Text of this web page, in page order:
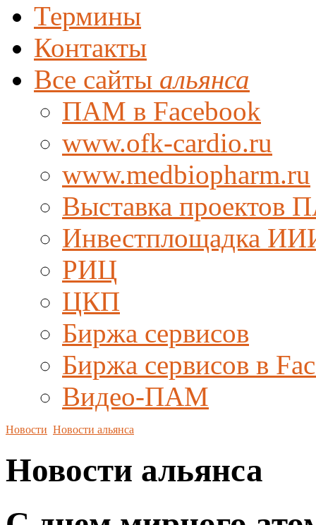
Термины
Контакты
Все сайты альянса
ПАМ в Facebook
www.ofk-cardio.ru
www.medbiopharm.ru
Выставка проектов
Инвестплощадка
РИЦ
ЦКП
Биржа сервисов
Биржа сервисов в
Видео-ПАМ
Новости Новости альянса
Новости альянса